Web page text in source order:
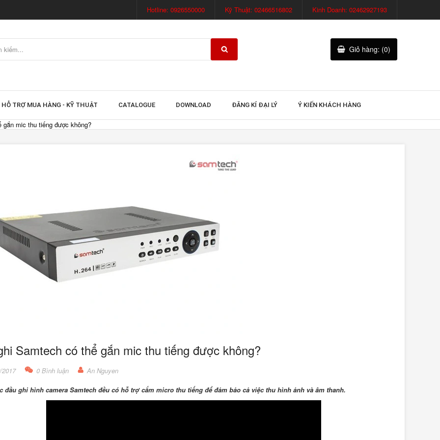
Hotline: 0926550000 Kỹ Thuật: 02466516802 Kinh Doanh: 02462927193
Giỏ hàng: (0)
HỖ TRỢ MUA HÀNG - KỸ THUẬT CATALOGUE DOWNLOAD ĐĂNG KÍ ĐẠI LÝ Ý KIẾN KHÁCH HÀNG
mic thu tiếng được không?
Samtech có thể gắn mic thu tiếng được không?
2017 0 Bình luận An Nguyen
đầu ghi hình camera Samtech đều có hỗ trợ cắm micro thu tiếng để đảm bảo cả việc thu hình ảnh và âm thanh.